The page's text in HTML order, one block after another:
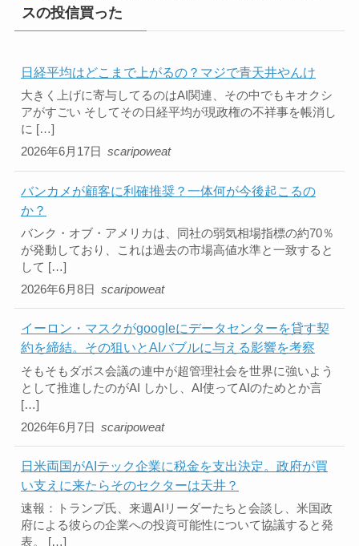
スの投信買った
日経平均はどこまで上がるの？マジで青天井やんけ
2026年6月17日
大きく上げに寄与してるのはAI関連、その中でもキオクシ
アがすごい そしてその日経平均が現政権の不祥事を帳消し
に […]
scaripoweat
バンカメが顧客に利確推奨？一体何が今後起こるの
か？
2026年6月8日
バンク・オブ・アメリカは、同社の弱気相場指標の約70％
が発動しており、これは過去の市場高値水準と一致すると
して […]
scaripoweat
イーロン・マスクがgoogleにデータセンターを貸す契
約を締結。その狙いとAIバブルに与える影響を考察
2026年6月7日
そもそもダボス会議の連中が超管理社会を世界に強いよう
として推進したのがAI しかし、AI使ってAIのためとか言
[…]
scaripoweat
日米両国がAIテック企業に税金を支出決定。政府が買
い支えに来たらそのセクターは天井？
速報：トランプ氏、来週AIリーダーたちと会談し、米国政
府による彼らの企業への投資可能性について協議すると発
表。 […]